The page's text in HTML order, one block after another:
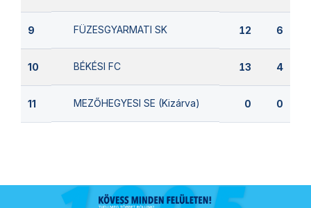
9 FÜZESGYARMATI SK 12 6
10 BÉKÉSI FC 13 4
11 MEZŐHEGYESI SE (Kizárva) 0 0